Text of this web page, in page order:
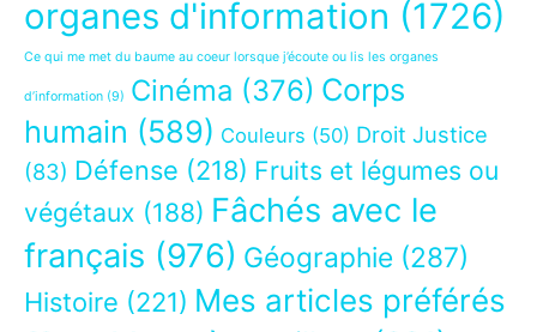
organes d'information (1726)
Ce qui me met du baume au coeur lorsque j’écoute ou lis les organes
d’information (9) Cinéma (376) Corps
humain (589) Couleurs (50) Droit Justice
(83) Défense (218) Fruits et légumes ou
végétaux (188) Fâchés avec le
français (976) Géographie (287)
Histoire (221) Mes articles préférés